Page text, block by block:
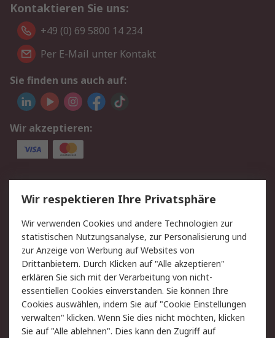
Kontaktieren Sie uns:
+49 (0) 69 5800 14 234
Per E-Mail unter Kontakt
Sie finden uns auch auf:
Wir akzeptieren:
Service
Value Added Services
Lieferlösungen
Rücksendungen
Kontakt
Hilfe
Privatkunden
Rechtliches
AGB
Datenschutz
Cookie-Richtlinie
Zahlungsbedingungen
Copyright/Impressum
Entsorgung
Wir respektieren Ihre Privatsphäre
Wir verwenden Cookies und andere Technologien zur
statistischen Nutzungsanalyse, zur Personalisierung und
zur Anzeige von Werbung auf Websites von
Drittanbietern. Durch Klicken auf "Alle akzeptieren"
erklären Sie sich mit der Verarbeitung von nicht-
essentiellen Cookies einverstanden. Sie können Ihre
Cookies auswählen, indem Sie auf "Cookie Einstellungen
verwalten" klicken. Wenn Sie dies nicht möchten, klicken
Sie auf "Alle ablehnen". Dies kann den Zugriff auf